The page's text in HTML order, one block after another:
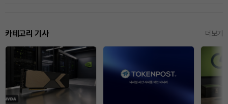
카테고리 기사 더보기